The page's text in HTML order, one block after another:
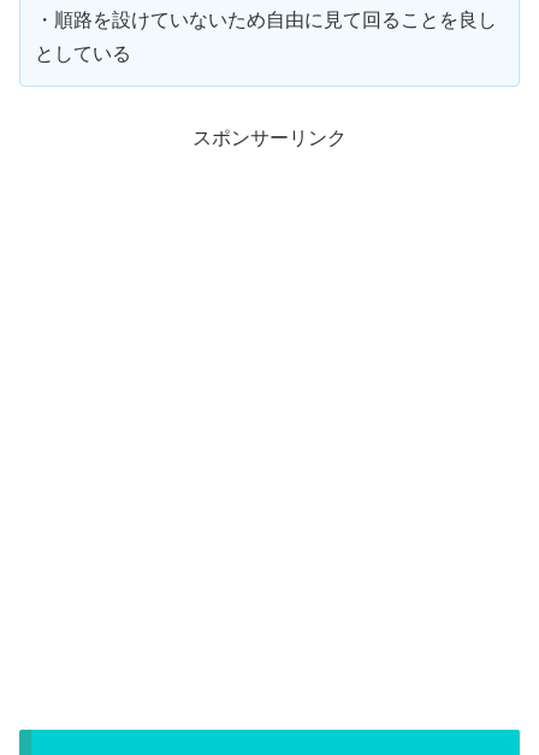
・順路を設けていないため自由に見て回ることを良し
としている
スポンサーリンク